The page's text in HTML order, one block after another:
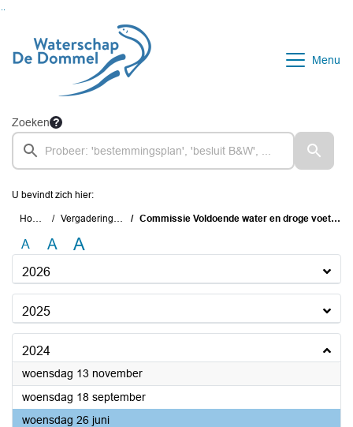
Menu
Zoeken
U bevindt zich hier:
Home Vergaderingen Commissie Voldoende water en droge voeten
A A A
2026
2025
2024
woensdag 13 november2024
woensdag 18 september2024
woensdag 26 juni2024